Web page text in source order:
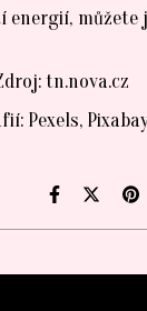
energií, můžete
tn.nova.cz
Pexels,